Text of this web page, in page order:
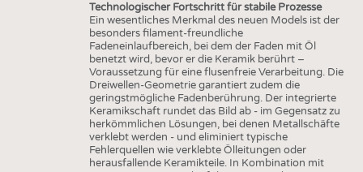
Technologischer Fortschritt für stabile Prozesse
Ein wesentliches Merkmal des neuen Models ist der
besonders filament-freundliche
Fadeneinlaufbereich, bei dem der Faden mit Öl
benetzt wird, bevor er die Keramik berührt –
Voraussetzung für eine flusenfreie Verarbeitung. Die
Dreiwellen-Geometrie garantiert zudem die
geringstmögliche Fadenberührung. Der integrierte
Keramikschaft rundet das Bild ab - im Gegensatz zu
herkömmlichen Lösungen, bei denen Metallschäfte
verklebt werden - und eliminiert typische
Fehlerquellen wie verklebte Ölleitungen oder
herausfallende Keramikteile. In Kombination mit